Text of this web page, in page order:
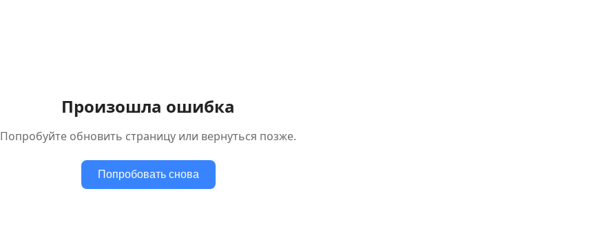
Произошла ошибка
Попробуйте обновить страницу или вернуться позже.
Попробовать снова